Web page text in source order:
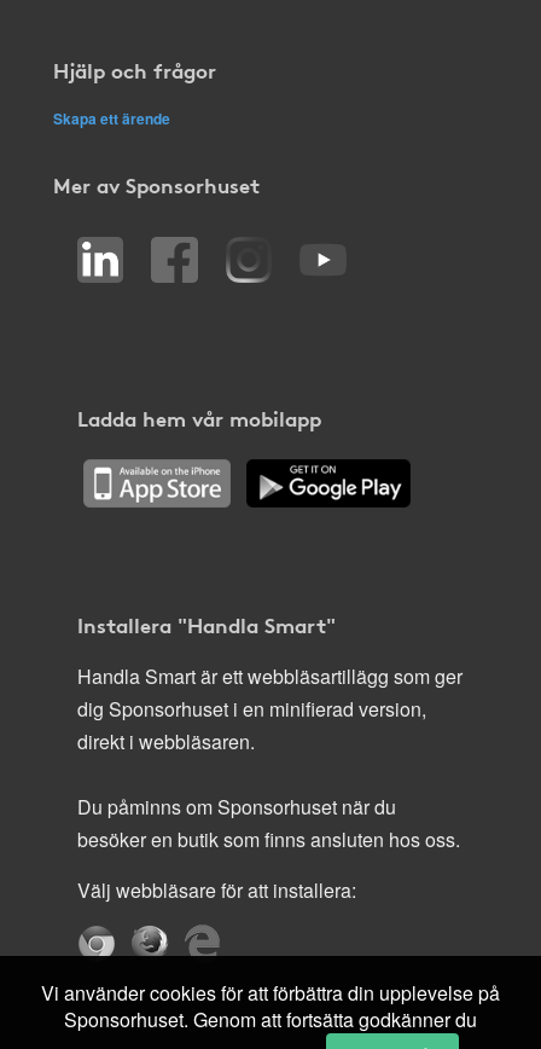
Hjälp och frågor
Skapa ett ärende
Mer av Sponsorhuset
Ladda hem vår mobilapp
Installera "Handla Smart"
Handla Smart är ett webbläsartillägg som ger
dig Sponsorhuset i en minifierad version,
direkt i webbläsaren.
Du påminns om Sponsorhuset när du
besöker en butik som finns ansluten hos oss.
Välj webbläsare för att installera:
Vi använder cookies för att förbättra din upplevelse på
Sponsorhuset. Genom att fortsätta godkänner du